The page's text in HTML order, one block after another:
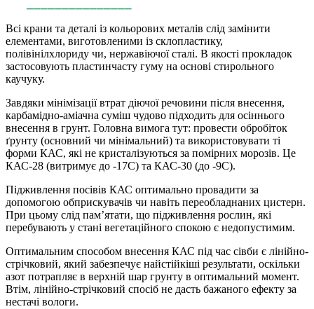
Всі крани та деталі із кольорових металів слід замінити
елементами, виготовленими із склопластику,
полівінілхлориду чи, нержавіючої сталі. В якості прокладок
застосовують пластинчасту гуму на основі стирольного
каучуку.
Завдяки мінімізації втрат діючої речовини після внесення,
карбамідно-аміачна суміш чудово підходить для осіннього
внесення в грунт. Головна вимога тут: провести обробіток
ґрунту (основний чи мінімальний) та використовувати ті
форми КАС, які не кристалізуються за помірних морозів. Це
КАС-28 (витримує до -17С) та КАС-30 (до -9С).
Підживлення посівів КАС оптимально провадити за
допомогою обприскувачів чи навіть переобладнаних цистерн.
При цьому слід пам’ятати, що підживлення рослин, які
перебувають у стані вегетаційного спокою є недопустимим.
Оптимальним способом внесення КАС під час сівби є лінійно-
стрічковий, який забезпечує найстійкіші результати, оскільки
азот потрапляє в верхній шар грунту в оптимальний момент.
Втім, лінійно-стрічковий спосіб не дасть бажаного ефекту за
нестачі вологи.